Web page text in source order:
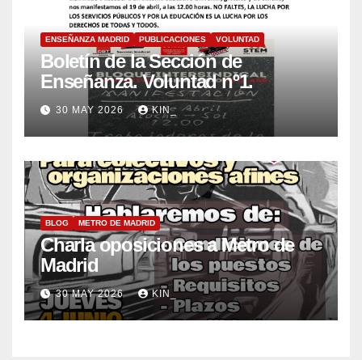
ENSEÑANZA MADRID PUBLICACIONES VOLUNTAD
Boletín de la Sección de
Enseñanza. Voluntad nº1.
30 MAY 2026 KIN_
BLOG METRO DE MADRID
Charla oposiciones a Metro de
Madrid
30 MAY 2026 KIN_